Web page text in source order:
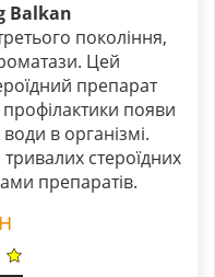
Balkan
покоління,
Цей
препарат
профілактики появи
води в організмі.
стероїдних
препаратів.